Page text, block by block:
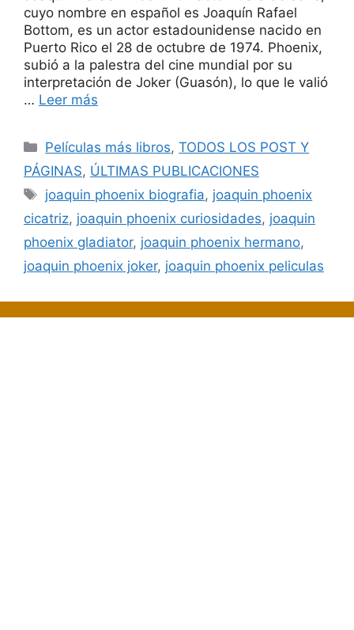
cuyo nombre en español es Joaquín Rafael
Bottom, es un actor estadounidense nacido en
Puerto Rico el 28 de octubre de 1974. Phoenix,
subió a la palestra del cine mundial por su
interpretación de Joker (Guasón), lo que le valió
… Leer más
Categorías
Películas más libros,TODOS LOS POST Y
PÁGINAS, ÚLTIMAS PUBLICACIONES
Etiquetas
joaquin phoenix biografia, joaquin phoenix
cicatriz, joaquin phoenix curiosidades, joaquin
phoenix gladiator, joaquin phoenix hermano,
joaquin phoenix joker, joaquin phoenix peliculas